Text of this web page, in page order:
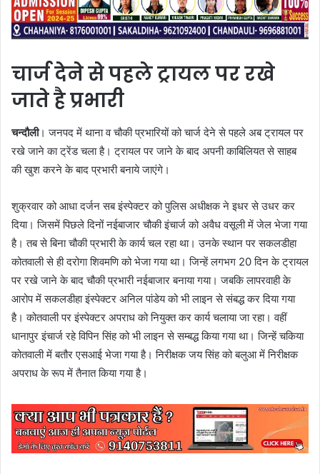
चार्ज देने से पहले ट्रायल पर रखे
जाते है प्रभारी
चन्दौली। जनपद में थाना व चौकी प्रभारियों को चार्ज देने से पहले अब ट्रायल पर
रखे जाने का ट्रेंड चला है। ट्रायल पर जाने के बाद अपनी काबिलियत से साहब
की खुश करने के बाद प्रभारी बनाये जाएंगे।
शुक्रवार को आधा दर्जन सब इंस्पेक्टर को पुलिस अधीक्षक ने इधर से उधर कर
दिया। जिसमें पिछले दिनों नईबाजार चौकी इंचार्ज को अवैध वसूली में जेल भेजा गया
है। तब से बिना चौकी प्रभारी के कार्य चल रहा था। उनके स्थान पर सकलडीहा
कोतवाली से ही दरोगा शिवमणि को भेजा गया था। जिन्हें लगभग 20 दिन के ट्रायल
पर रखे जाने के बाद चौकी प्रभारी नईबाजार बनाया गया। जबकि लापरवाही के
आरोप में सकलडीहा इंस्पेक्टर अनिल पांडेय को भी लाइन से संबद्ध कर दिया गया
है। कोतवाली पर इंस्पेक्टर अपराध को नियुक्त कर कार्य चलाया जा रहा। वहीं
धानापुर इंचार्ज रहे विपिन सिंह को भी लाइन से सम्बद्ध किया गया था। जिन्हें चकिया
कोतवाली में बतौर एसआई भेजा गया है। निरीक्षक जय सिंह को बलुआ में निरीक्षक
अपराध के रूप में तैनात किया गया है।